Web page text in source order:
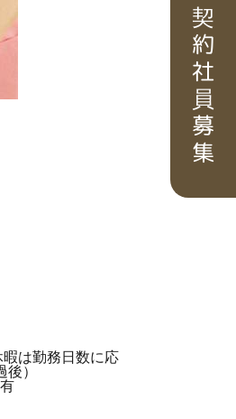
は勤務日数に応
）
契
約
社
員
募
集